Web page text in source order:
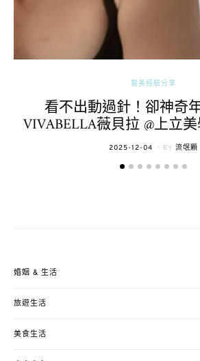
醫美經驗分享
看不出動過針！卻神奇
VIVABELLA薇貝拉 @上立
POSTED
2025-12-04 BY 流氓顆
婚姻 & 生活
旅遊生活
美食生活